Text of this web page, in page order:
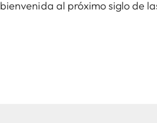
al próximo siglo de